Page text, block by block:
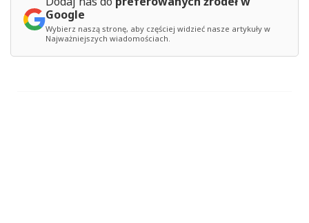
Google
Wybierz naszą stronę, aby częściej widzieć nasze artykuły w
Najważniejszych wiadomościach.